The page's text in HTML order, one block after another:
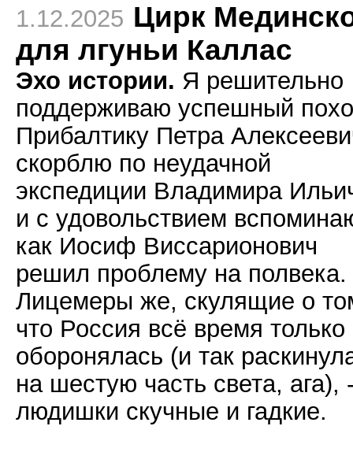
1.12.2025 Цирк
для лгуньи Каллас
Эхо истории. Я решительно
поддерживаю успешный
Прибалтику Петра
скорблю по неудачной
экспедиции Владимира
и с удовольствием
как Иосиф Виссарионович
решил проблему на полвека.
Лицемеры же, скулящие о
что Россия всё время только
оборонялась (и так
на шестую часть света, ага),
людишки скучные и гадкие.